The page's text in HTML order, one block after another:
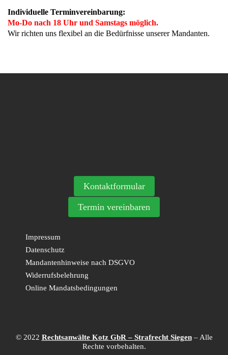
Individuelle Terminvereinbarung:
Mo-Do nach 18 Uhr und Samstags möglich.
Wir richten uns flexibel an die Bedürfnisse unserer Mandanten.
Kontaktformular
Termin vereinbaren
Impressum
Datenschutz
Mandantenhinweise nach DSGVO
Widerrufsbelehrung
Online Mandatsbedingungen
© 2022 Rechtsanwälte Kotz GbR – Strafrecht Siegen– Alle
Rechte vorbehalten.